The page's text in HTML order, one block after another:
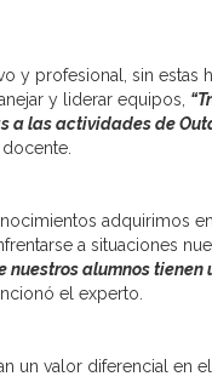
profesional, sin estas
y liderar equipos,
las actividades de
adquirimos
a situaciones
nuestros alumnos
el experto.
un valor diferencial en